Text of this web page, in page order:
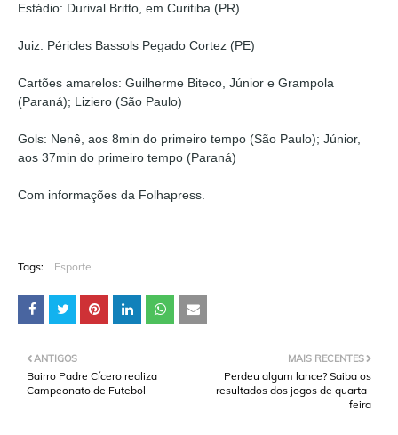
Estádio: Durival Britto, em Curitiba (PR)
Juiz: Péricles Bassols Pegado Cortez (PE)
Cartões amarelos: Guilherme Biteco, Júnior e Grampola
(Paraná); Liziero (São Paulo)
Gols: Nenê, aos 8min do primeiro tempo (São Paulo); Júnior,
aos 37min do primeiro tempo (Paraná)
Com informações da Folhapress.
Tags: Esporte
MAIS RECENTES
Perdeu algum lance? Saiba os
resultados dos jogos de quarta-
feira
ANTIGOS
Bairro Padre Cícero realiza
Campeonato de Futebol